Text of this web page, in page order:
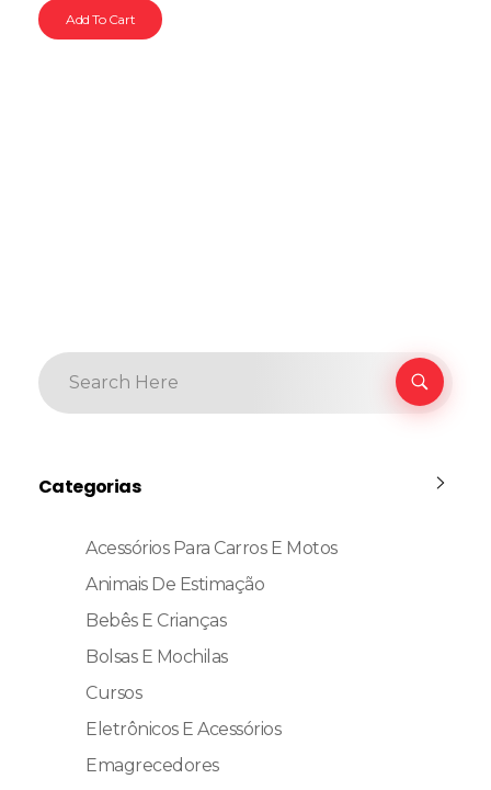
Add To Cart
Categorias
Acessórios Para Carros E Motos
Animais De Estimação
Bebês E Crianças
Bolsas E Mochilas
Cursos
Eletrônicos E Acessórios
Emagrecedores